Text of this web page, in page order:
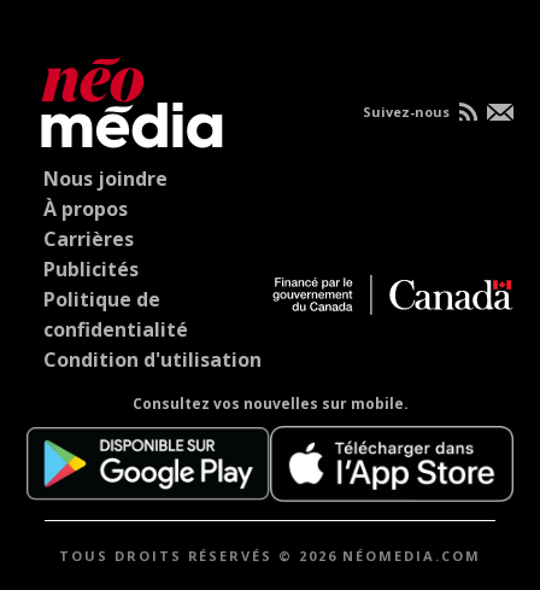
Nous joindre
À propos
Carrières
Publicités
Politique de
confidentialité
Condition d'utilisation
Consultez vos nouvelles sur mobile.
Suivez-nous
TOUS DROITS RÉSERVÉS © 2026 NÉOMEDIA.COM